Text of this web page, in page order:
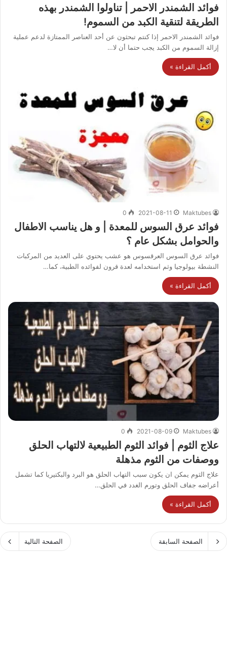
فوائد الشمندر الاحمر | تناولوا الشمندر بهذه
الطريقة لتنقية الكبد من السموم!
فوائد الشمندر الاحمر إذا كنتم تبحثون عن أحد العناصر الممتازة لدعم عملية
إزالة السموم من الكبد يجب حتما أن لا…
أكمل القراءة »
Maktubes
2021-08-11
0
فوائد عرق السوس للمعدة | و هل يناسب الاطفال
والحوامل بشكل عام ؟
فوائد عرق السوس العرقسوس هو عشب يحتوي على العديد من المركبات
النشطة بيولوجيا وثم استخدامه لعدة قرون لفوائده الطبية، كما…
أكمل القراءة »
Maktubes
2021-08-09
0
علاج الثوم | فوائد الثوم الطبيعية لالتهاب الحلق
ووصفات من الثوم مذهلة
علاج الثوم يمكن ان يكون سبب التهاب الحلق هو البرد والبكتيريا كما تشمل
أعراضه جفاف الحلق وتورم الغدد في الحلق…
أكمل القراءة »
الصفحة السابقة الصفحة التالية